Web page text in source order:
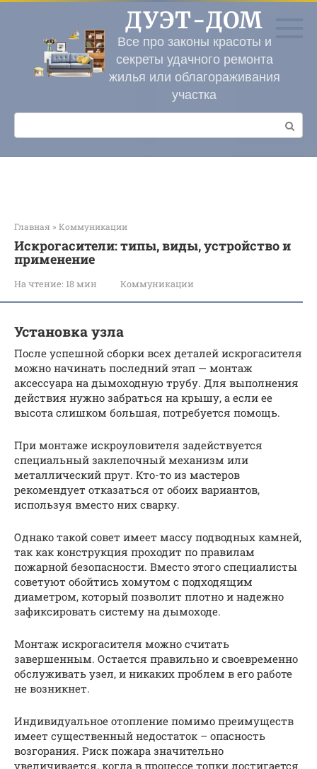
Перейти
контенту
ДУЭТ-ДОМ
Все про законы красоты и
секреты удачного ремонта
жилья или облагораживания
участка
Поиск:
Главная » Коммуникации
Искрогасители: типы, виды, устройство и
применение
На чтение: 18 мин Коммуникации
Установка узла
После успешной сборки всех деталей искрогасителя
можно начинать последний этап — монтаж
аксессуара на дымоходную трубу. Для выполнения
действия нужно забраться на крышу, а если ее
высота слишком большая, потребуется помощь.
При монтаже искроуловителя задействуется
специальный заклепочный механизм или
металлический прут. Кто-то из мастеров
рекомендует отказаться от обоих вариантов,
используя вместо них сварку.
Однако такой совет имеет массу подводных камней,
так как конструкция проходит по правилам
пожарной безопасности. Вместо этого специалисты
советуют обойтись хомутом с подходящим
диаметром, который позволит плотно и надежно
зафиксировать систему на дымоходе.
Монтаж искрогасителя можно считать
завершенным. Остается правильно и своевременно
обслуживать узел, и никаких проблем в его работе
не возникнет.
Индивидуальное отопление помимо преимуществ
имеет существенный недостаток – опасность
возгорания. Риск пожара значительно
увеличивается, когда в процессе топки достигается